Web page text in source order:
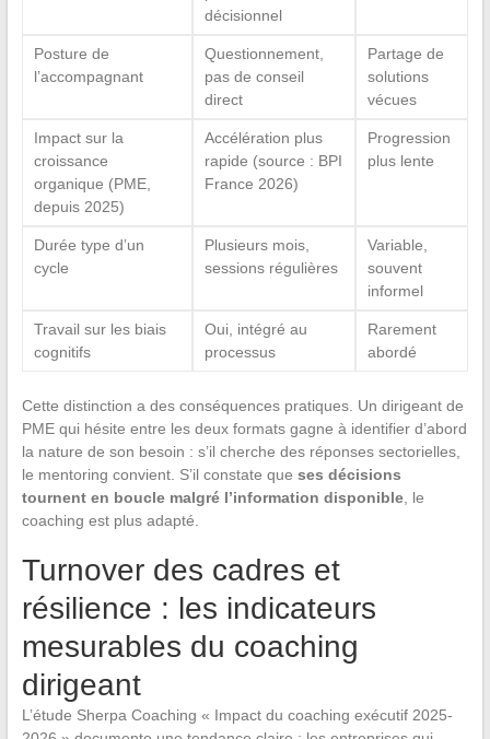
décisionnel
Posture de
l’accompagnant
Questionnement,
pas de conseil
direct
Partage de
solutions
vécues
Impact sur la
croissance
organique (PME,
depuis 2025)
Accélération plus
rapide (source : BPI
France 2026)
Progression
plus lente
Durée type d’un
cycle
Plusieurs mois,
sessions régulières
Variable,
souvent
informel
Travail sur les biais
cognitifs
Oui, intégré au
processus
Rarement
abordé
Cette distinction a des conséquences pratiques. Un dirigeant de
PME qui hésite entre les deux formats gagne à identifier d’abord
la nature de son besoin : s’il cherche des réponses sectorielles,
le mentoring convient. S’il constate que ses décisions
tournent en boucle malgré l’information disponible, le
coaching est plus adapté.
Turnover des cadres et
résilience : les indicateurs
mesurables du coaching
dirigeant
L’étude Sherpa Coaching « Impact du coaching exécutif 2025-